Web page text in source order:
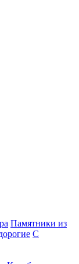
Памятники из
С